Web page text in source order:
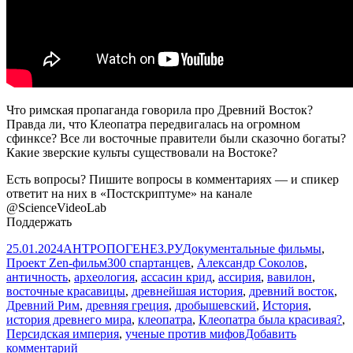
Что римская пропаганда говорила про Древний Восток?
Правда ли, что Клеопатра передвигалась на огромном
сфинксе? Все ли восточные правители были сказочно богаты?
Какие зверские культы существовали на Востоке?
Есть вопросы? Пишите вопросы в комментариях — и спикер
ответит на них в «Постскриптуме» на канале
@ScienceVideoLab
Поддержать
Опубликовано
25.01.2024Автор
АНТРОПОГЕНЕЗ.РУРубрики
Документальные фильмы,
Проект Zen-фильмМетки
300 спартанцев, Александр Соколов,
античность, археология, ассасин крид, ассирия, вавилон,
восточные красавицы, древнейшая история, древний восток,
Древний Рим, древняя греция, дробышевский, История,
история древнего мира, клеопатра, Клеопатра была красивая?,
Персидская империя, ученые против мифовДобавить
комментарий